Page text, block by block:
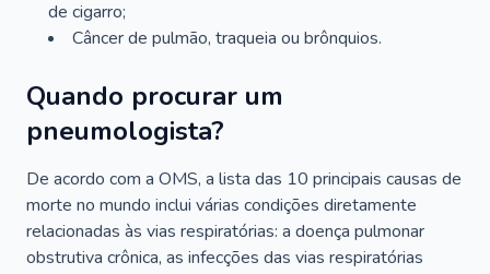
de cigarro;
Câncer de pulmão, traqueia ou brônquios.
Quando procurar um
pneumologista?
De acordo com a OMS, a lista das 10 principais causas de
morte no mundo inclui várias condições diretamente
relacionadas às vias respiratórias: a doença pulmonar
obstrutiva crônica, as infecções das vias respiratórias